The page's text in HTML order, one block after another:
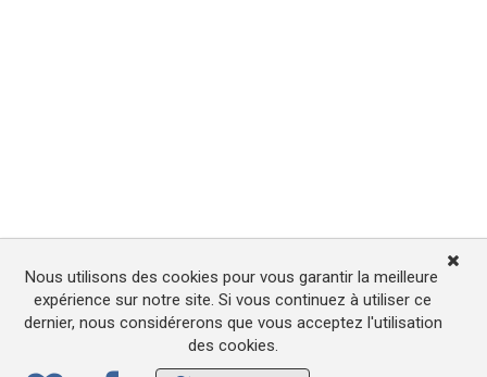
Nous utilisons des cookies pour vous garantir la meilleure
expérience sur notre site. Si vous continuez à utiliser ce
dernier, nous considérerons que vous acceptez l'utilisation
des cookies.